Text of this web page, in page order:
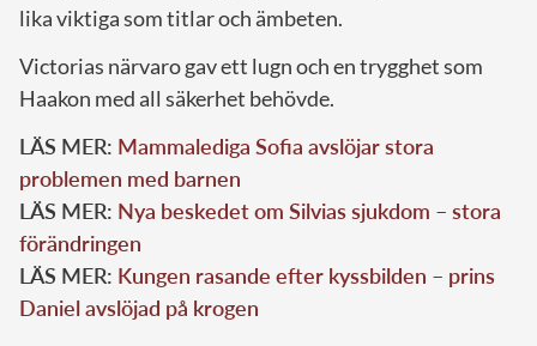
lika viktiga som titlar och ämbeten.
Victorias närvaro gav ett lugn och en trygghet som
Haakon med all säkerhet behövde.
LÄS MER: Mammalediga Sofia avslöjar stora
problemen med barnen
LÄS MER: Nya beskedet om Silvias sjukdom – stora
förändringen
LÄS MER: Kungen rasande efter kyssbilden – prins
Daniel avslöjad på krogen